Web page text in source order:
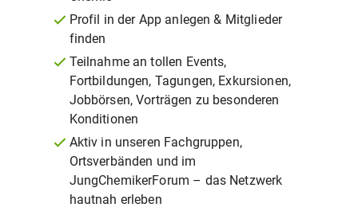
Profil in der App anlegen & Mitglieder
finden
Teilnahme an tollen Events,
Fortbildungen, Tagungen, Exkursionen,
Jobbörsen, Vorträgen zu besonderen
Konditionen
Aktiv in unseren Fachgruppen,
Ortsverbänden und im
JungChemikerForum – das Netzwerk
hautnah erleben